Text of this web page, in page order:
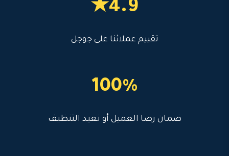
4.9★
تقييم عملائنا على جوجل
100%
ضمان رضا العميل أو نعيد التنظيف